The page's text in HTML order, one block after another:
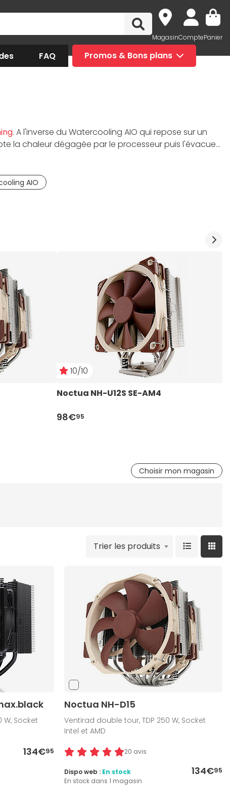
MagasinComptePanier
FAQ Promos & Bons plans
. A l'inverse du Watercooling AIO qui repose sur un
la chaleur dégagée par le processeur puis l'évacue
AIO
10/10
Noctua NH-U12S SE-AM4
98€95
Choisir mon magasin
Trier les produits
Socket
134€95
Noctua NH-D15
Ventirad double tour, TDP 250 W, Socket
Intel et AMD
20 avis
134€95
Dispo web : En stock
En stock dans 1 magasin